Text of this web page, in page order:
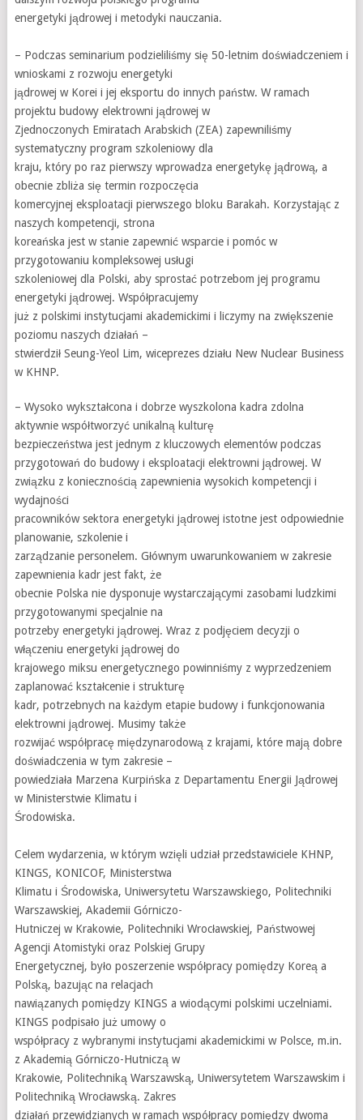
energetyki jądrowej i metodyki nauczania.
– Podczas seminarium podzieliliśmy się 50-letnim doświadczeniem i
wnioskami z rozwoju energetyki
jądrowej w Korei i jej eksportu do innych państw. W ramach
projektu budowy elektrowni jądrowej w
Zjednoczonych Emiratach Arabskich (ZEA) zapewniliśmy
systematyczny program szkoleniowy dla
kraju, który po raz pierwszy wprowadza energetykę jądrową, a
obecnie zbliża się termin rozpoczęcia
komercyjnej eksploatacji pierwszego bloku Barakah. Korzystając z
naszych kompetencji, strona
koreańska jest w stanie zapewnić wsparcie i pomóc w
przygotowaniu kompleksowej usługi
szkoleniowej dla Polski, aby sprostać potrzebom jej programu
energetyki jądrowej. Współpracujemy
już z polskimi instytucjami akademickimi i liczymy na zwiększenie
poziomu naszych działań –
stwierdził Seung-Yeol Lim, wiceprezes działu New Nuclear Business
w KHNP.
– Wysoko wykształcona i dobrze wyszkolona kadra zdolna
aktywnie współtworzyć unikalną kulturę
bezpieczeństwa jest jednym z kluczowych elementów podczas
przygotowań do budowy i eksploatacji elektrowni jądrowej. W
związku z koniecznością zapewnienia wysokich kompetencji i
wydajności
pracowników sektora energetyki jądrowej istotne jest odpowiednie
planowanie, szkolenie i
zarządzanie personelem. Głównym uwarunkowaniem w zakresie
zapewnienia kadr jest fakt, że
obecnie Polska nie dysponuje wystarczającymi zasobami ludzkimi
przygotowanymi specjalnie na
potrzeby energetyki jądrowej. Wraz z podjęciem decyzji o
włączeniu energetyki jądrowej do
krajowego miksu energetycznego powinniśmy z wyprzedzeniem
zaplanować kształcenie i strukturę
kadr, potrzebnych na każdym etapie budowy i funkcjonowania
elektrowni jądrowej. Musimy także
rozwijać współpracę międzynarodową z krajami, które mają dobre
doświadczenia w tym zakresie –
powiedziała Marzena Kurpińska z Departamentu Energii Jądrowej
w Ministerstwie Klimatu i
Środowiska.
Celem wydarzenia, w którym wzięli udział przedstawiciele KHNP,
KINGS, KONICOF, Ministerstwa
Klimatu i Środowiska, Uniwersytetu Warszawskiego, Politechniki
Warszawskiej, Akademii Górniczo-
Hutniczej w Krakowie, Politechniki Wrocławskiej, Państwowej
Agencji Atomistyki oraz Polskiej Grupy
Energetycznej, było poszerzenie współpracy pomiędzy Koreą a
Polską, bazując na relacjach
nawiązanych pomiędzy KINGS a wiodącymi polskimi uczelniami.
KINGS podpisało już umowy o
współpracy z wybranymi instytucjami akademickimi w Polsce, m.in.
z Akademią Górniczo-Hutniczą w
Krakowie, Politechniką Warszawską, Uniwersytetem Warszawskim i
Politechniką Wrocławską. Zakres
działań przewidzianych w ramach współpracy pomiędzy dwoma